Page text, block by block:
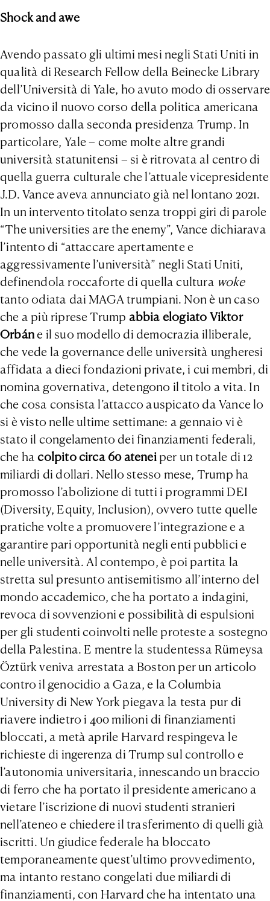
Shock and awe
Avendo passato gli ultimi mesi negli Stati Uniti in
qualità di Research Fellow della Beinecke Library
dell’Università di Yale, ho avuto modo di osservare
da vicino il nuovo corso della politica americana
promosso dalla seconda presidenza Trump. In
particolare, Yale – come molte altre grandi
università statunitensi – si è ritrovata al centro di
quella guerra culturale che l’attuale vicepresidente
J.D. Vance aveva annunciato già nel lontano 2021.
In un intervento titolato senza troppi giri di parole
“The universities are the enemy”, Vance dichiarava
l’intento di “attaccare apertamente e
aggressivamente l’università” negli Stati Uniti,
definendola roccaforte di quella cultura woke
tanto odiata dai MAGA trumpiani. Non è un caso
che a più riprese Trump abbia elogiato Viktor
Orbáne il suo modello di democrazia illiberale,
che vede la governance delle università ungheresi
affidata a dieci fondazioni private, i cui membri, di
nomina governativa, detengono il titolo a vita. In
che cosa consista l’attacco auspicato da Vance lo
si è visto nelle ultime settimane: a gennaio vi è
stato il congelamento dei finanziamenti federali,
che hacolpito circa 60 atenei per un totale di 12
miliardi di dollari. Nello stesso mese, Trump ha
promosso l’abolizione di tutti i programmi DEI
(Diversity, Equity, Inclusion), ovvero tutte quelle
pratiche volte a promuovere l’integrazione e a
garantire pari opportunità negli enti pubblici e
nelle università. Al contempo, è poi partita la
stretta sul presunto antisemitismo all’interno del
mondo accademico, che ha portato a indagini,
revoca di sovvenzioni e possibilità di espulsioni
per gli studenti coinvolti nelle proteste a sostegno
della Palestina. E mentre la studentessa Rümeysa
Öztürk veniva arrestata a Boston per un articolo
contro il genocidio a Gaza, e la Columbia
University di New York piegava la testa pur di
riavere indietro i 400 milioni di finanziamenti
bloccati, a metà aprile Harvard respingeva le
richieste di ingerenza di Trump sul controllo e
l’autonomia universitaria, innescando un braccio
di ferro che ha portato il presidente americano a
vietare l’iscrizione di nuovi studenti stranieri
nell’ateneo e chiedere il trasferimento di quelli già
iscritti. Un giudice federale ha bloccato
temporaneamente quest’ultimo provvedimento,
ma intanto restano congelati due miliardi di
finanziamenti, con Harvard che ha intentato una